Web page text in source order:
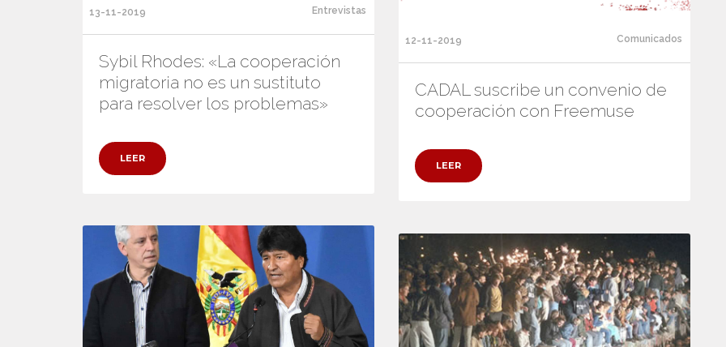
13-11-2019 Entrevistas
Sybil Rhodes: «La cooperación
migratoria no es un sustituto
para resolver los problemas»
LEER
12-11-2019 Comunicados
CADAL suscribe un convenio de
cooperación con Freemuse
LEER